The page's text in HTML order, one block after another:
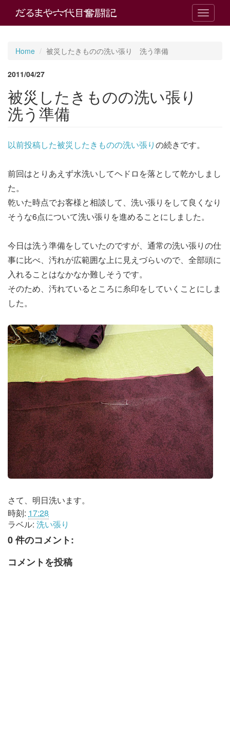
T
o
Home 被災したきものの洗い張り 洗う準備
2011/04/27
被災したきものの洗い張り
洗う準備
以前投稿した被災したきものの洗い張りの続きです。
前回はとりあえず水洗いしてヘドロを落として乾かしまし
た。
乾いた時点でお客様と相談して、洗い張りをして良くなり
そうな6点について洗い張りを進めることにしました。
今日は洗う準備をしていたのですが、通常の洗い張りの仕
事に比べ、汚れが広範囲な上に見えづらいので、全部頭に
入れることはなかなか難しそうです。
そのため、汚れているところに糸印をしていくことにしま
した。
さて、明日洗います。
時刻: 17:28
ラベル: 洗い張り
0 件のコメント:
コメントを投稿